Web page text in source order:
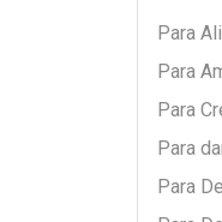
Com
Com
Com
Com
Com
Para
Para
Para
Para
Para